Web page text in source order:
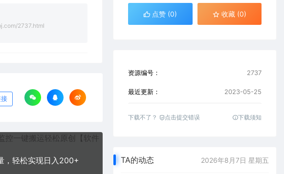
2737.html
，轻松实现日入200+
点赞 (0) 收藏 (0)
资源编号： 2737
最近更新： 2023-05-25
下载不了？ 点击提交错误 下载须知
TA的动态 2026年8月7日 星期五